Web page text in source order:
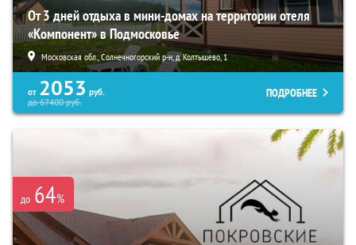
От 3 дней отдыха в мини-домах на территории отеля
«Компонент» в Подмосковье
Московская обл., Солнечногорский р-н, д. Колтышево, 1
от 2053 руб.
до67400руб.
ПОДРОБНЕЕ
до 64%